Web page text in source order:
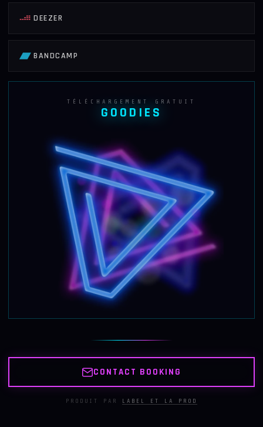
DEEZER
BANDCAMP
TÉLÉCHARGEMENT GRATUIT
GOODIES
CONTACT BOOKING
PRODUIT PAR LABEL ET LA PROD